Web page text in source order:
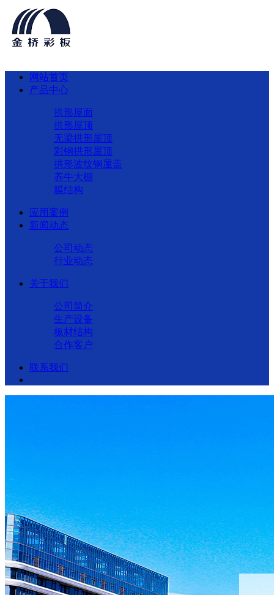
网站首页
产品中心
拱形屋面
拱形屋顶
无梁拱形屋顶
彩钢拱形屋顶
拱形波纹钢屋盖
养牛大棚
膜结构
应用案例
新闻动态
公司动态
行业动态
关于我们
公司简介
生产设备
板材结构
合作客户
联系我们